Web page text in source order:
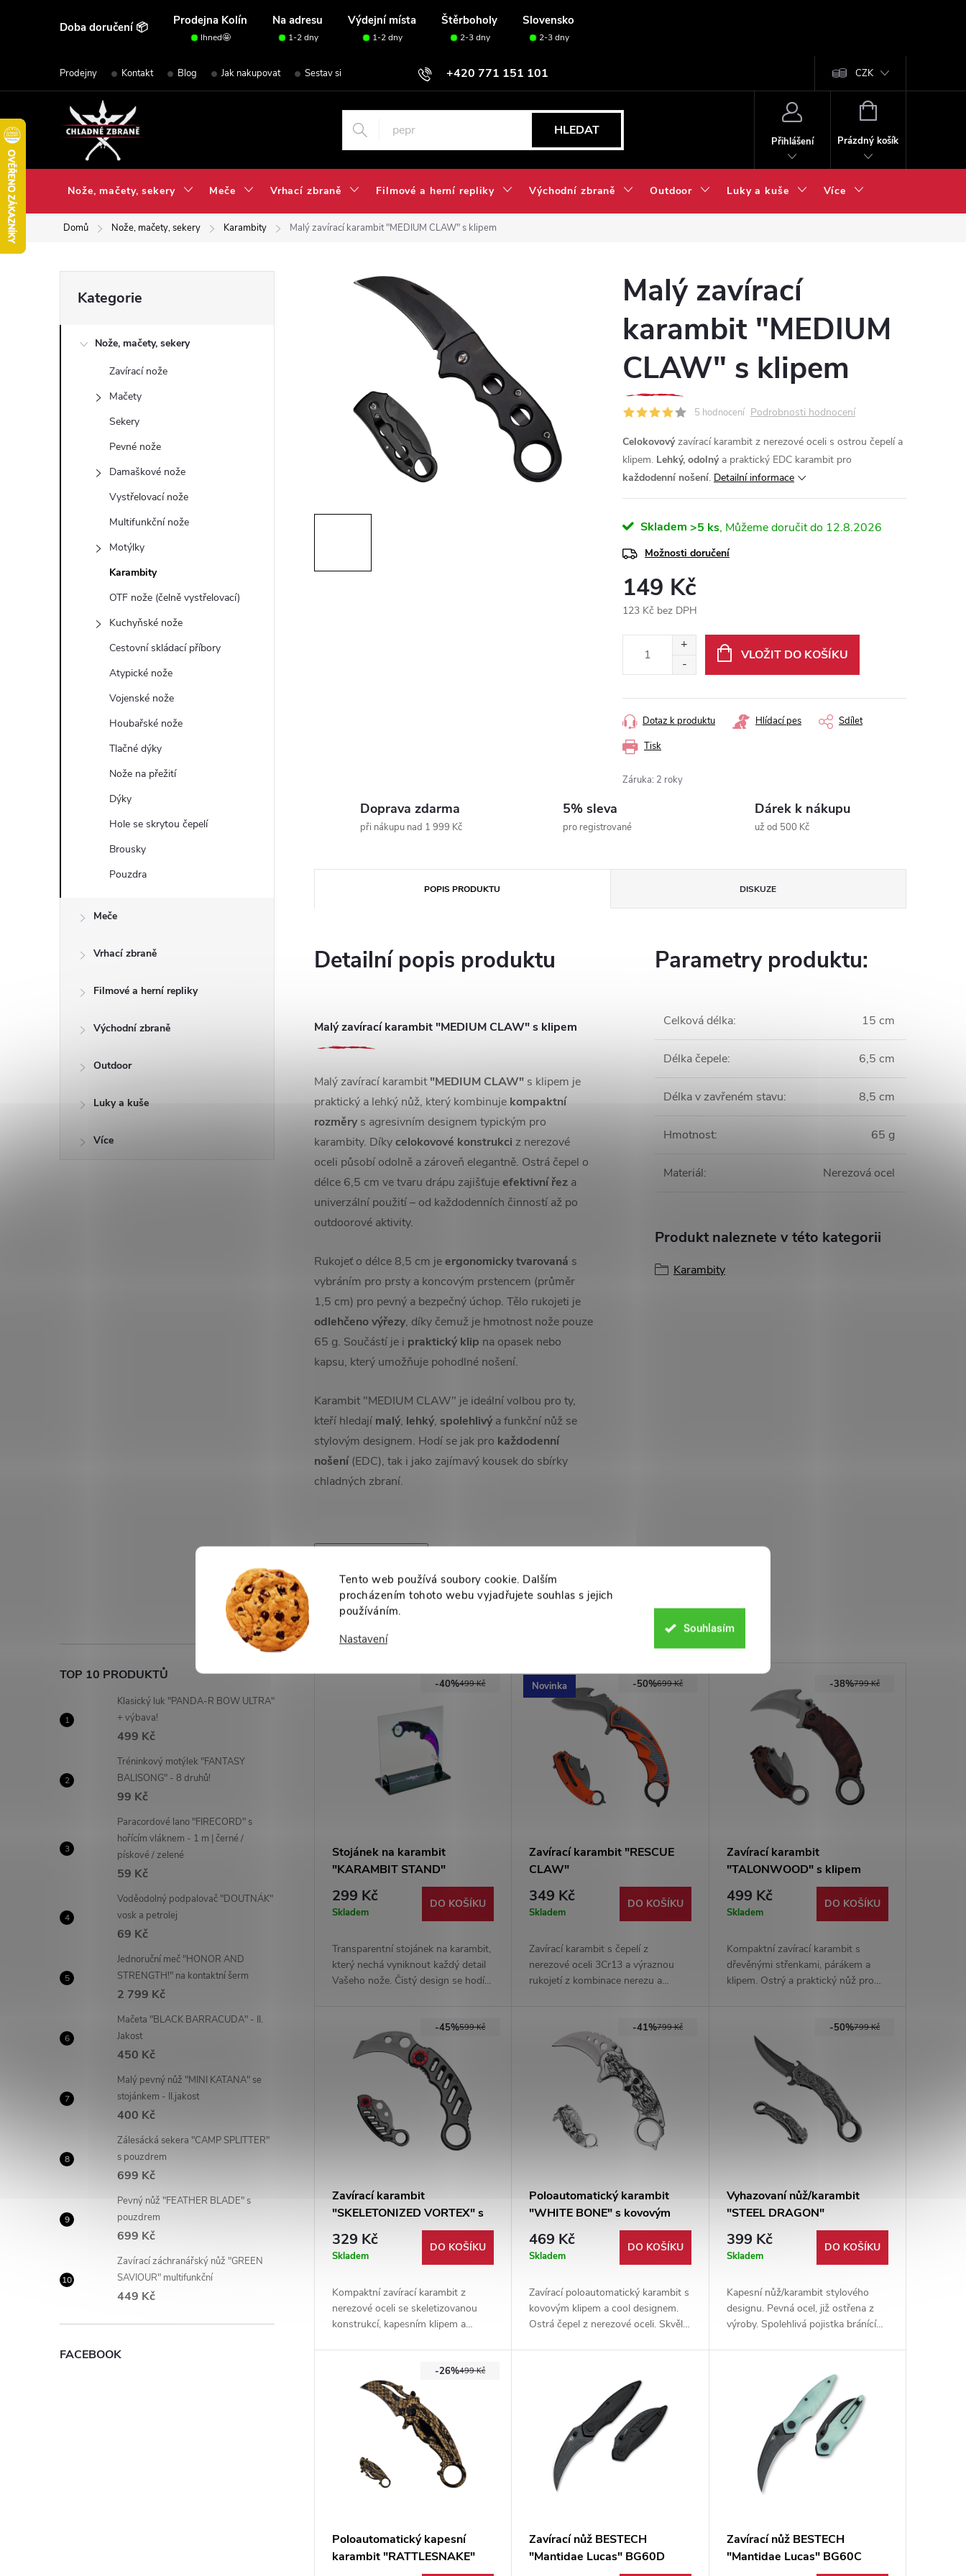
Tento web používá soubory cookie. Dalším
procházením tohoto webu vyjadřujete souhlas s jejich
používáním.
Nastavení
Souhlasím
Doba doručení 📦 Prodejna Kolín Na adresu Výdejní místa Štěrboholy Slovensko
Ihned🤩 1-2 dny 1-2 dny 2-3 dny 2-3 dny
+420 771 151 101
Prodejny Kontakt Blog Jak nakupovat Sestav si svou sadu✅ CZK
HLEDAT
Přihlášení
NÁKUPNÍ
Prázdný košík
Nože, mačety, sekery Meče Vrhací zbraně Filmové a herní repliky Východní zbraně Outdoor Luky a kuše Více
Domů Nože, mačety, sekery Karambity Malý zavírací karambit "MEDIUM CLAW" s klipem
o
kategorie
Kategorie
Nože, mačety, sekery
Zavírací nože
Mačety
Sekery
Pevné nože
Damaškové nože
Vystřelovací nože
Multifunkční nože
Motýlky
Karambity
OTF nože (čelně vystřelovací)
Kuchyňské nože
Cestovní skládací příbory
Atypické nože
Vojenské nože
Houbařské nože
Tlačné dýky
Nože na přežití
Dýky
Hole se skrytou čepelí
Brousky
Pouzdra
Meče
Vrhací zbraně
Filmové a herní repliky
Východní zbraně
Outdoor
Luky a kuše
Více
TOP 10 PRODUKTŮ
Klasický luk "PANDA-R BOW ULTRA"
+ výbava!
499 Kč
Tréninkový motýlek "FANTASY
BALISONG" - 8 druhů!
99 Kč
Paracordové lano "FIRECORD" s
hořícím vláknem - 1 m | černé /
pískové / zelené
59 Kč
Voděodolný podpalovač "DOUTNÁK"
vosk a petrolej
69 Kč
Jednoruční meč "HONOR AND
STRENGTH!" na kontaktní šerm
2 799 Kč
Mačeta "BLACK BARRACUDA" - II.
Jakost
450 Kč
Malý pevný nůž "MINI KATANA" se
stojánkem - II.jakost
400 Kč
Zálesácká sekera "CAMP SPLITTER"
s pouzdrem
699 Kč
Pevný nůž "FEATHER BLADE" s
pouzdrem
699 Kč
Zavírací záchranářský nůž "GREEN
SAVIOUR" multifunkční
449 Kč
FACEBOOK
Malý zavírací
karambit "MEDIUM
CLAW" s klipem
5 hodnocení Podrobnosti hodnocení
Celokovovýzavírací karambit z nerezové oceli s ostrou čepelí a
klipem. Lehký, odolnýa praktický EDC karambit pro
každodenní nošení. Detailní informace
Skladem >5 ks 12.8.2026
Možnosti doručení
149 Kč
123 Kč bez DPH
VLOŽIT DO KOŠÍKU
Tisk
Dotaz k produktu Hlídací pes Sdílet
Záruka: 2 roky
Doprava zdarma
při nákupu nad 1 999 Kč
5% sleva
pro registrované
Dárek k nákupu
už od 500 Kč
POPIS PRODUKTU DISKUZE
Detailní popis produktu
Malý zavírací karambit "MEDIUM CLAW" s klipem
Malý zavírací karambit"MEDIUM CLAW" s klipem je
praktický a lehký nůž, který kombinuje kompaktní
rozměrys agresivním designem typickým pro
karambity. Díkycelokovové konstrukci z nerezové
oceli působí odolně a zároveň elegantně. Ostrá čepel o
délce 6,5 cm ve tvaru drápu zajišťujeefektivní řez a
univerzální použití – od každodenních činností až po
outdoorové aktivity.
Rukojeť o délce 8,5 cm jeergonomicky tvarovaná s
vybráním pro prsty a koncovým prstencem (průměr
1,5 cm) pro pevný a bezpečný úchop. Tělo rukojeti je
odlehčeno výřezy, díky čemuž je hmotnost nože pouze
65 g. Součástí je i praktický klip na opasek nebo
kapsu, který umožňuje pohodlné nošení.
Karambit "MEDIUM CLAW" je ideální volbou pro ty,
kteří hledají malý, lehký, spolehlivý a funkční nůž se
stylovým designem. Hodí se jak pro každodenní
nošení(EDC), tak i jako zajímavý kousek do sbírky
chladných zbraní.
Parametry produktu:
Celková délka: 15 cm
Délka čepele: 6,5 cm
Délka v zavřeném stavu: 8,5 cm
Hmotnost: 65 g
Materiál: Nerezová ocel
Produkt naleznete v této kategorii
Karambity
Mohlo by Vás zajímat
499 Kč
-40%
Stojánek na karambit
"KARAMBIT STAND"
transparentní
299 Kč
Skladem
DO KOŠÍKU
Transparentní stojánek na karambit,
který nechá vyniknout každý detail
Vašeho nože. Čistý design se hodí
Novinka 699 Kč
-50%
Zavírací karambit "RESCUE
CLAW"
349 Kč
Skladem
DO KOŠÍKU
Zavírací karambit s čepelí z
nerezové oceli 3Cr13 a výraznou
rukojetí z kombinace nerezu a
sklo pro nouzové situace.
799 Kč
-38%
Zavírací karambit
"TALONWOOD" s klipem
499 Kč
Skladem
DO KOŠÍKU
Kompaktní zavírací karambit s
dřevěnými střenkami, párákem a
klipem. Ostrý a praktický nůž pro
599 Kč
-45%
Zavírací karambit
"SKELETONIZED VORTEX" s
klipem
329 Kč
Skladem
DO KOŠÍKU
Kompaktní zavírací karambit z
nerezové oceli se skeletizovanou
konstrukcí, kapesním klipem a
799 Kč
-41%
Poloautomatický karambit
"WHITE BONE" s kovovým
klipem
469 Kč
Skladem
DO KOŠÍKU
Zavírací poloautomatický karambit s
kovovým klipem a cool designem.
Ostrá čepel z nerezové oceli. Skvělý
799 Kč
-50%
Vyhazovaní nůž/karambit
"STEEL DRAGON"
399 Kč
Skladem
DO KOŠÍKU
Kapesní nůž/karambit stylového
designu. Pevná ocel, již ostřena z
výroby. Spolehlivá pojistka bránící
499 Kč
-26%
Poloautomatický kapesní
karambit "RATTLESNAKE"
Zavírací nůž BESTECH
"Mantidae Lucas" BG60D
Zavírací nůž BESTECH
"Mantidae Lucas" BG60C